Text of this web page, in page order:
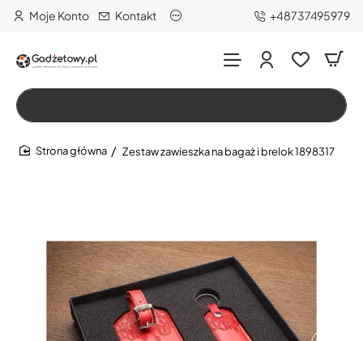
Moje Konto Kontakt +48737495979
Szukaj…
Zestaw zawieszka na bagaż i brelok 1898317